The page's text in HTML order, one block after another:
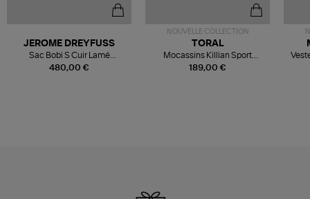
480,00 €
JEROME DREYFUSS
Sac Bobi S Cuir Lamé
Champagne
NOUVELLE COLLECTION
189,00 €
TORAL
Mocassins Killian Sport
Mousse